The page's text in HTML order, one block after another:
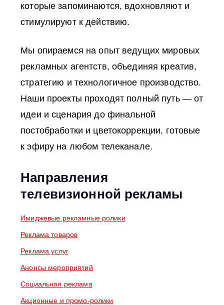
которые запоминаются, вдохновляют и
стимулируют к действию.
Мы опираемся на опыт ведущих мировых
рекламных агентств, объединяя креатив,
стратегию и технологичное производство.
Наши проекты проходят полный путь — от
идеи и сценария до финальной
постобработки и цветокоррекции, готовые
к эфиру на любом телеканале.
Направления
телевизионной рекламы
Имиджевые рекламные ролики
Реклама товаров
Реклама услуг
Анонсы мероприятий
Социальная реклама
Акционные и промо-ролики